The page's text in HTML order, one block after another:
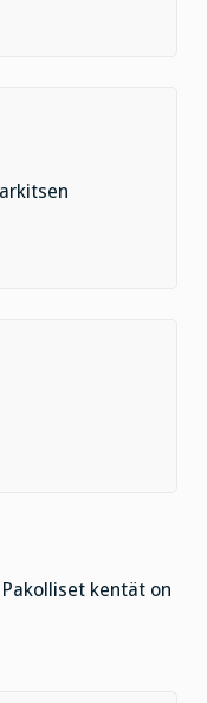
Pakolliset kentät on